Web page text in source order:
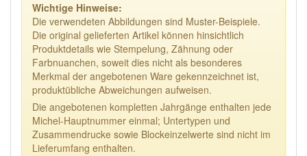
Wichtige Hinweise:
Die verwendeten Abbildungen sind Muster-Beispiele.
Die original gelieferten Artikel können hinsichtlich
Produktdetails wie Stempelung, Zähnung oder
Farbnuanchen, soweit dies nicht als besonderes
Merkmal der angebotenen Ware gekennzeichnet ist,
produktübliche Abweichungen aufweisen.
Die angebotenen kompletten Jahrgänge enthalten jede
Michel-Hauptnummer einmal; Untertypen und
Zusammendrucke sowie Blockeinzelwerte sind nicht im
Lieferumfang enthalten.